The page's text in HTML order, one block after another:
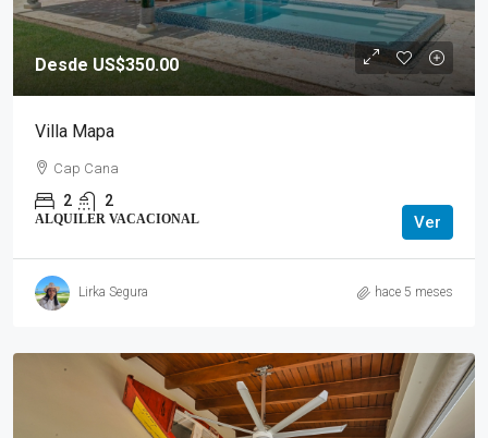
Desde US$350.00
Villa Mapa
Cap Cana
2 2
ALQUILER VACACIONAL Ver
Lirka Segura hace 5 meses